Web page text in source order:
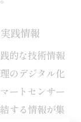
践情報
的な技術情報
のデジタル化
ートセンサー
する情報が集